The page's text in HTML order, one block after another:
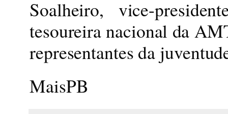
Soalheiro, vice-
tesoureira nacional da
representantes da
MaisPB